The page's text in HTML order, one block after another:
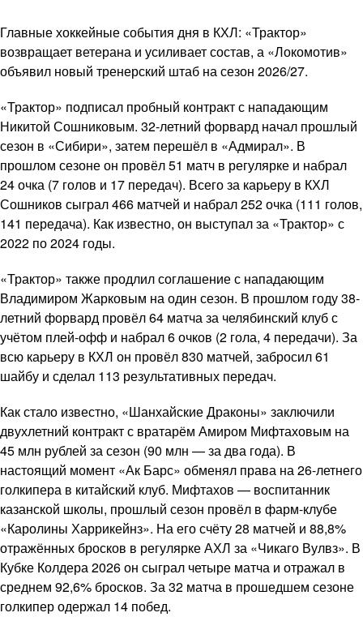
Главные хоккейные события дня в КХЛ: «Трактор»
возвращает ветерана и усиливает состав, а «Локомотив»
объявил новый тренерский штаб на сезон 2026/27.
«Трактор» подписал пробный контракт с нападающим
Никитой Сошниковым. 32-летний форвард начал прошлый
сезон в «Сибири», затем перешёл в «Адмирал». В
прошлом сезоне он провёл 51 матч в регулярке и набрал
24 очка (7 голов и 17 передач). Всего за карьеру в КХЛ
Сошников сыграл 466 матчей и набрал 252 очка (111 голов,
141 передача). Как известно, он выступал за «Трактор» с
2022 по 2024 годы.
«Трактор» также продлил соглашение с нападающим
Владимиром Жарковым на один сезон. В прошлом году 38-
летний форвард провёл 64 матча за челябинский клуб с
учётом плей-офф и набрал 6 очков (2 гола, 4 передачи). За
всю карьеру в КХЛ он провёл 830 матчей, забросил 61
шайбу и сделал 113 результативных передач.
Как стало известно, «Шанхайские Драконы» заключили
двухлетний контракт с вратарём Амиром Мифтаховым на
45 млн рублей за сезон (90 млн — за два года). В
настоящий момент «Ак Барс» обменял права на 26-летнего
голкипера в китайский клуб. Мифтахов — воспитанник
казанской школы, прошлый сезон провёл в фарм-клубе
«Каролины Харрикейнз». На его счёту 28 матчей и 88,8%
отражённых бросков в регулярке АХЛ за «Чикаго Вулвз». В
Кубке Колдера 2026 он сыграл четыре матча и отражал в
среднем 92,6% бросков. За 32 матча в прошедшем сезоне
голкипер одержал 14 побед.